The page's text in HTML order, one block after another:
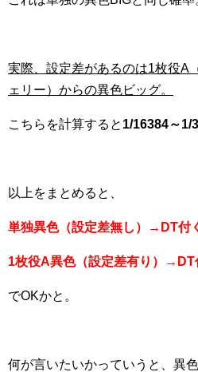
実際、設定差があるのは1枚役A
ェリー）からの異色ビッグ。
こちらを計算すると 1/16384～1/
以上をまとめると、
単独異色（設定差無し）→DT付
1枚役A異色（設定差有り）→DT
でOKかと。
何が言いたいかっていうと、異